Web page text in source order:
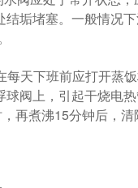
堵塞。一般情
班前应打开蒸饭柜
阀上，引起干烧
再煮沸15分钟后，